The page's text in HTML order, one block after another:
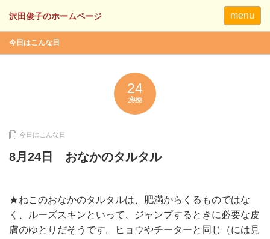
menu
今日はこんな日
24
Aug
2023
今日はこんな日
8月24日 おなかのタルタル
★ねこのおなかのタルタルは、肥満からくるものではな
く、ルーズスキンといって、ジャンプするときに必要な皮
膚のゆとりだそうです。ヒョウやチーターと同じ（には見